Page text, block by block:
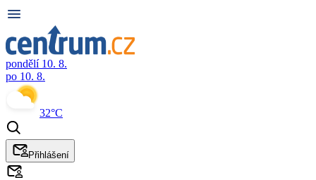
pondělí 10. 8.
po 10. 8.
32°C
Přihlášení